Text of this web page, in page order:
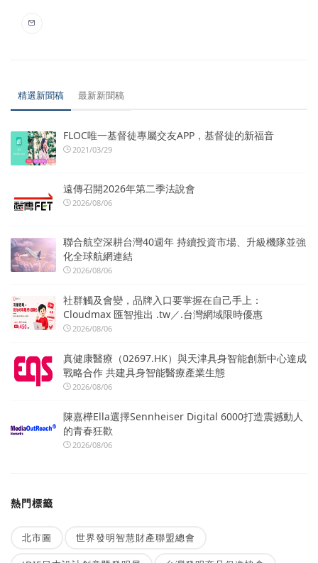
精選新聞稿 最新新聞稿
FLOC唯一基督徒專屬交友APP，基督徒的新福音
2021/03/29
遠傳召開2026年第二季法說會
2026/08/06
聯合航空深耕台灣40週年 持續投資市場、升級機隊並強
化全球航網連結
2026/08/06
社群觸及會變，品牌入口要掌握在自己手上：
Cloudmax 匯智推出 .tw／.台灣網域限時優惠
2026/08/06
真健康醫療（02697.HK）與天津具身智能創新中心達成
戰略合作 共建具身智能醫療產業生態
2026/08/06
陳嘉樺Ella選擇Sennheiser Digital 6000打造震撼動人
的青春狂歡
2026/08/06
熱門標籤
北市圖 世界發明智慧財產聯盟總會